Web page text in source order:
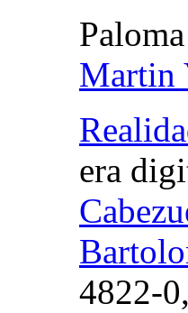
Martin
era
4822-0,